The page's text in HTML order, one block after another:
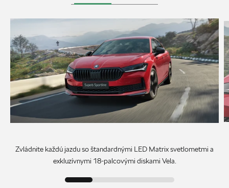
Zvládnite každú jazdu so štandardnými LED Matrix svetlometmi a
exkluzívnymi 18-palcovými diskami Vela.